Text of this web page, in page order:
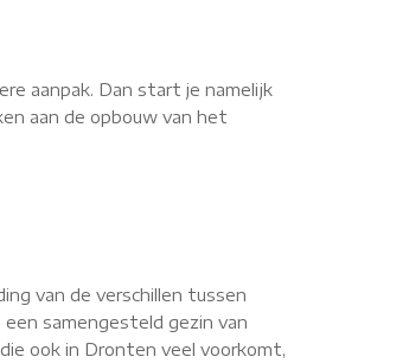
aanpak. Dan start je namelijk
aan de opbouw van het
van de verschillen tussen
samengesteld gezin van
ook in Dronten veel voorkomt,